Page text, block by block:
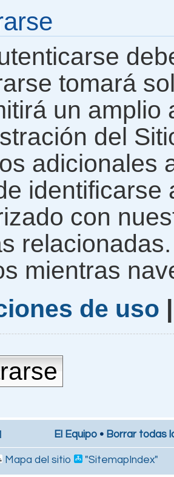
tomará
un amplio
del
adicionales
identificarse
con
mientras
de uso
El Equipo • Borrar todas
Mapa del sitio "SitemapIndex"